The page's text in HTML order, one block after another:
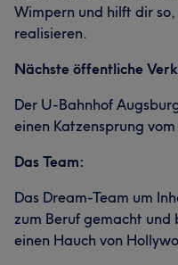
Wimpern und hilft dir so,
realisieren.
Nächste öffentliche
Der U-Bahnhof
einen Katzensprung
Das Team:
Das Dream-Team um
zum Beruf gemacht
einen Hauch von